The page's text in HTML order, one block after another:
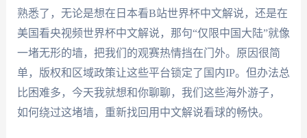
熟悉了，无论是想在日本看B站世界杯中文解说，还是在
美国看央视频世界杯中文解说，那句“仅限中国大陆”就像
一堵无形的墙，把我们的观赛热情挡在门外。原因很简
单，版权和区域政策让这些平台锁定了国内IP。但办法总
比困难多，今天我就想和你聊聊，我们这些海外游子，
如何绕过这堵墙，重新找回用中文解说看球的畅快。